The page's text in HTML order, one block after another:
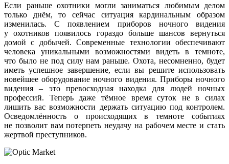
Если раньше охотники могли заниматься любимым делом
только днём, то сейчас ситуация кардинальным образом
изменилась. С появлением приборов ночного видения
у охотников появилось гораздо больше шансов вернуться
домой с добычей. Современные технологии обеспечивают
человека уникальными возможностями видеть в темноте,
что было не под силу нам раньше. Охота, несомненно, будет
иметь успешное завершение, если вы решите использовать
новейшее оборудование ночного видения. Приборы ночного
видения – это превосходная находка для людей ночных
профессий. Теперь даже тёмное время суток не в силах
лишить вас возможности держать ситуацию под контролем.
Осведомлённость о происходящих в темноте событиях
не позволит вам потерпеть неудачу на рабочем месте и стать
жертвой преступников.